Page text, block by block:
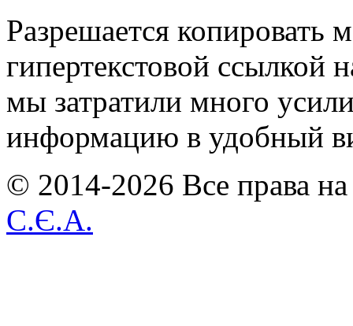
Разрешается копировать
гипертекстовой ссылкой
мы затратили много
информацию в удобный
© 2014-2026 Все права
С.Є.А.